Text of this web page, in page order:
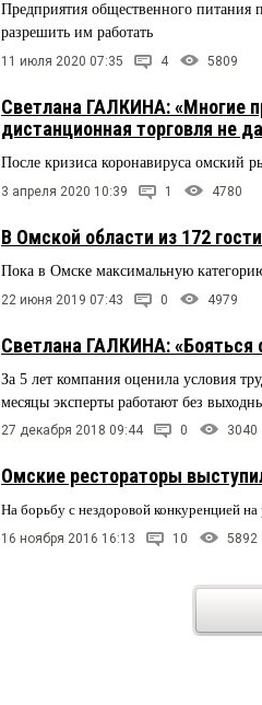
Предприятия общественного питания
разрешить им работать
11 июля 2020 07:35 4 5809
Светлана ГАЛКИНА: «Многие
дистанционная торговля не
После кризиса коронавируса омский
3 апреля 2020 10:39 1 4780
В Омской области из 172
Пока в Омске максимальную
22 июня 2019 07:43 0 4979
Светлана ГАЛКИНА: «Бояться
За 5 лет компания оценила условия
месяцы эксперты работают без
27 декабря 2018 09:44 0 3040
Омские рестораторы
На борьбу с нездоровой конкуренцией
16 ноября 2016 16:13 10 5892